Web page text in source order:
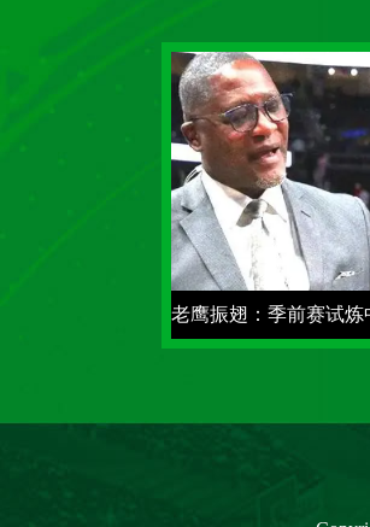
老鹰振翅：季前赛试炼